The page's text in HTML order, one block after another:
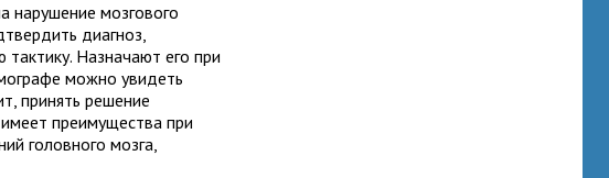
нарушение мозгового
диагноз,
Назначают его при
можно увидеть
принять решение
преимущества при
головного мозга,